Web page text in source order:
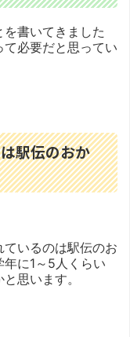
書いてきました
必要だと思ってい
駅伝のおか
いるのは駅伝のお
に1～5人くらい
思います。